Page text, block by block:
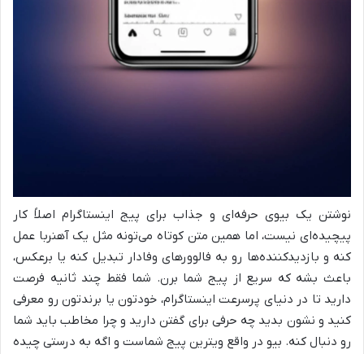
نوشتن یک بیوی حرفه‌ای و جذاب برای پیج اینستاگرام اصلاً کار
پیچیده‌ای نیست، اما همین متن کوتاه می‌تونه مثل یک آهنربا عمل
کنه و بازدیدکننده‌ها رو به فالوورهای وفادار تبدیل کنه یا برعکس،
باعث بشه که سریع از پیج شما برن. شما فقط چند ثانیه فرصت
دارید تا در دنیای پرسرعت اینستاگرام، خودتون یا برندتون رو معرفی
کنید و نشون بدید چه حرفی برای گفتن دارید و چرا مخاطب باید شما
رو دنبال کنه. بیو در واقع ویترین پیج شماست و اگه به درستی چیده